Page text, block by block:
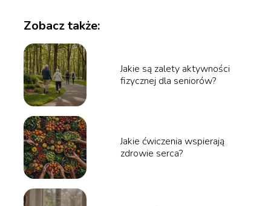
Zobacz także:
Jakie są zalety aktywności
fizycznej dla seniorów?
Jakie ćwiczenia wspierają
zdrowie serca?